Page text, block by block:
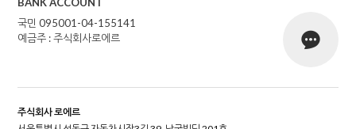
국민 095001-04-155141
예금주 : 주식회사로에르
주식회사 로에르